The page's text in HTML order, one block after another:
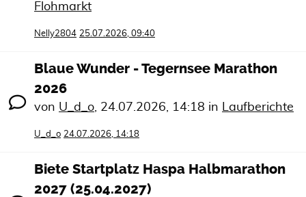
Flohmarkt
Nelly2804 25.07.2026, 09:40
Blaue Wunder - Tegernsee Marathon
2026
von U_d_o, 24.07.2026, 14:18 in Laufberichte
U_d_o 24.07.2026, 14:18
Biete Startplatz Haspa Halbmarathon
2027 (25.04.2027)